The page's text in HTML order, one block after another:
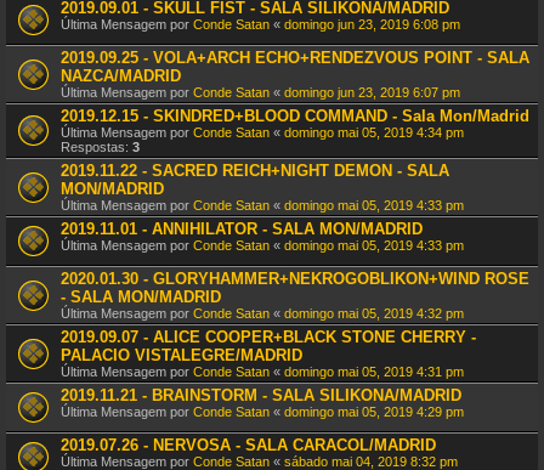
2019.09.01 - SKULL FIST - SALA SILIKONA/MADRID
Última Mensagem por Conde Satan « domingo jun 23, 2019 6:08 pm
2019.09.25 - VOLA+ARCH ECHO+RENDEZVOUS POINT - SALA
NAZCA/MADRID
Última Mensagem por Conde Satan « domingo jun 23, 2019 6:07 pm
2019.12.15 - SKINDRED+BLOOD COMMAND - Sala Mon/Madrid
Última Mensagem por Conde Satan « domingo mai 05, 2019 4:34 pm
Respostas: 3
2019.11.22 - SACRED REICH+NIGHT DEMON - SALA
MON/MADRID
Última Mensagem por Conde Satan « domingo mai 05, 2019 4:33 pm
2019.11.01 - ANNIHILATOR - SALA MON/MADRID
Última Mensagem por Conde Satan « domingo mai 05, 2019 4:33 pm
2020.01.30 - GLORYHAMMER+NEKROGOBLIKON+WIND ROSE
- SALA MON/MADRID
Última Mensagem por Conde Satan « domingo mai 05, 2019 4:32 pm
2019.09.07 - ALICE COOPER+BLACK STONE CHERRY -
PALACIO VISTALEGRE/MADRID
Última Mensagem por Conde Satan « domingo mai 05, 2019 4:31 pm
2019.11.21 - BRAINSTORM - SALA SILIKONA/MADRID
Última Mensagem por Conde Satan « domingo mai 05, 2019 4:29 pm
2019.07.26 - NERVOSA - SALA CARACOL/MADRID
Última Mensagem por Conde Satan « sábado mai 04, 2019 8:32 pm